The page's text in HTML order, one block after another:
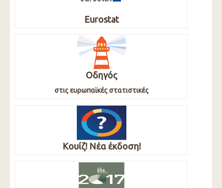
Eurostat
Οδηγός
στις ευρωπαϊκές στατιστικές
Κουίζ! Νέα έκδοση!